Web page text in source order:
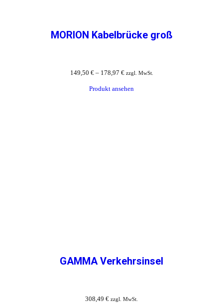
MORION Kabelbrücke groß
149,50 €– 178,97 € zzgl. MwSt.
Produkt ansehen
GAMMA Verkehrsinsel
308,49 € zzgl. MwSt.